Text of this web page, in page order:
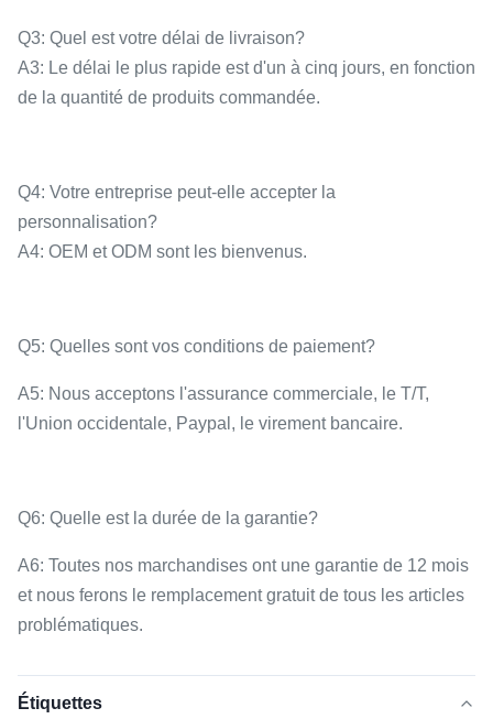
Q3: Quel est votre délai de livraison?
A3: Le délai le plus rapide est d'un à cinq jours, en fonction
de la quantité de produits commandée.
Q4: Votre entreprise peut-elle accepter la
personnalisation?
A4: OEM et ODM sont les bienvenus.
Q5: Quelles sont vos conditions de paiement?
A5: Nous acceptons l'assurance commerciale, le T/T,
l'Union occidentale, Paypal, le virement bancaire.
Q6: Quelle est la durée de la garantie?
A6: Toutes nos marchandises ont une garantie de 12 mois
et nous ferons le remplacement gratuit de tous les articles
problématiques.
Étiquettes